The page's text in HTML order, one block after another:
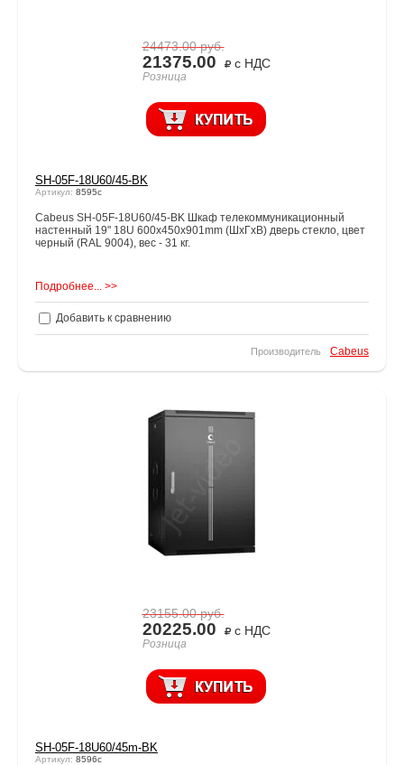
24473.00руб.
21375.00 с НДС
Розница
SH-05F-18U60/45-BK
Артикул: 8595c
Cabeus SH-05F-18U60/45-BK Шкаф телекоммуникационный
настенный 19" 18U 600x450x901mm (ШхГхВ) дверь стекло, цвет
черный (RAL 9004), вес - 31 кг.
Подробнее... >>
Добавить к сравнению
Производитель Cabeus
23155.00руб.
20225.00 с НДС
Розница
SH-05F-18U60/45m-BK
Артикул: 8596c